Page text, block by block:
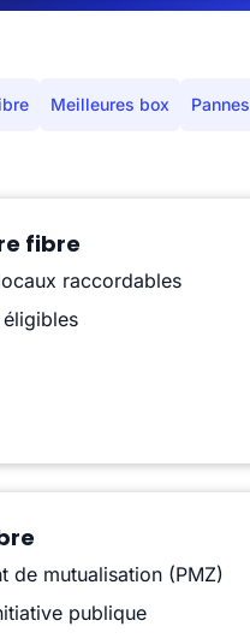
Meilleures box Pannes
fibre
raccordables
de mutualisation (PMZ)
publique